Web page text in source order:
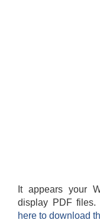
It appears your
display PDF files.
here to download